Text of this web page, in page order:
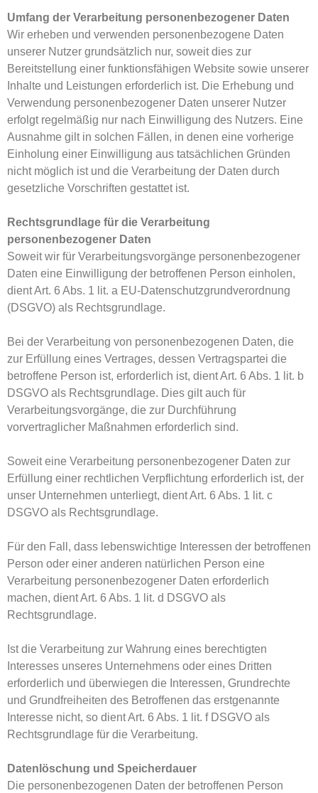
Umfang der Verarbeitung personenbezogener Daten
Wir erheben und verwenden personenbezogene Daten
unserer Nutzer grundsätzlich nur, soweit dies zur
Bereitstellung einer funktionsfähigen Website sowie unserer
Inhalte und Leistungen erforderlich ist. Die Erhebung und
Verwendung personenbezogener Daten unserer Nutzer
erfolgt regelmäßig nur nach Einwilligung des Nutzers. Eine
Ausnahme gilt in solchen Fällen, in denen eine vorherige
Einholung einer Einwilligung aus tatsächlichen Gründen
nicht möglich ist und die Verarbeitung der Daten durch
gesetzliche Vorschriften gestattet ist.
Rechtsgrundlage für die Verarbeitung
personenbezogener Daten
Soweit wir für Verarbeitungsvorgänge personenbezogener
Daten eine Einwilligung der betroffenen Person einholen,
dient Art. 6 Abs. 1 lit. a EU-Datenschutzgrundverordnung
(DSGVO) als Rechtsgrundlage.
Bei der Verarbeitung von personenbezogenen Daten, die
zur Erfüllung eines Vertrages, dessen Vertragspartei die
betroffene Person ist, erforderlich ist, dient Art. 6 Abs. 1 lit. b
DSGVO als Rechtsgrundlage. Dies gilt auch für
Verarbeitungsvorgänge, die zur Durchführung
vorvertraglicher Maßnahmen erforderlich sind.
Soweit eine Verarbeitung personenbezogener Daten zur
Erfüllung einer rechtlichen Verpflichtung erforderlich ist, der
unser Unternehmen unterliegt, dient Art. 6 Abs. 1 lit. c
DSGVO als Rechtsgrundlage.
Für den Fall, dass lebenswichtige Interessen der betroffenen
Person oder einer anderen natürlichen Person eine
Verarbeitung personenbezogener Daten erforderlich
machen, dient Art. 6 Abs. 1 lit. d DSGVO als
Rechtsgrundlage.
Ist die Verarbeitung zur Wahrung eines berechtigten
Interesses unseres Unternehmens oder eines Dritten
erforderlich und überwiegen die Interessen, Grundrechte
und Grundfreiheiten des Betroffenen das erstgenannte
Interesse nicht, so dient Art. 6 Abs. 1 lit. f DSGVO als
Rechtsgrundlage für die Verarbeitung.
Datenlöschung und Speicherdauer
Die personenbezogenen Daten der betroffenen Person